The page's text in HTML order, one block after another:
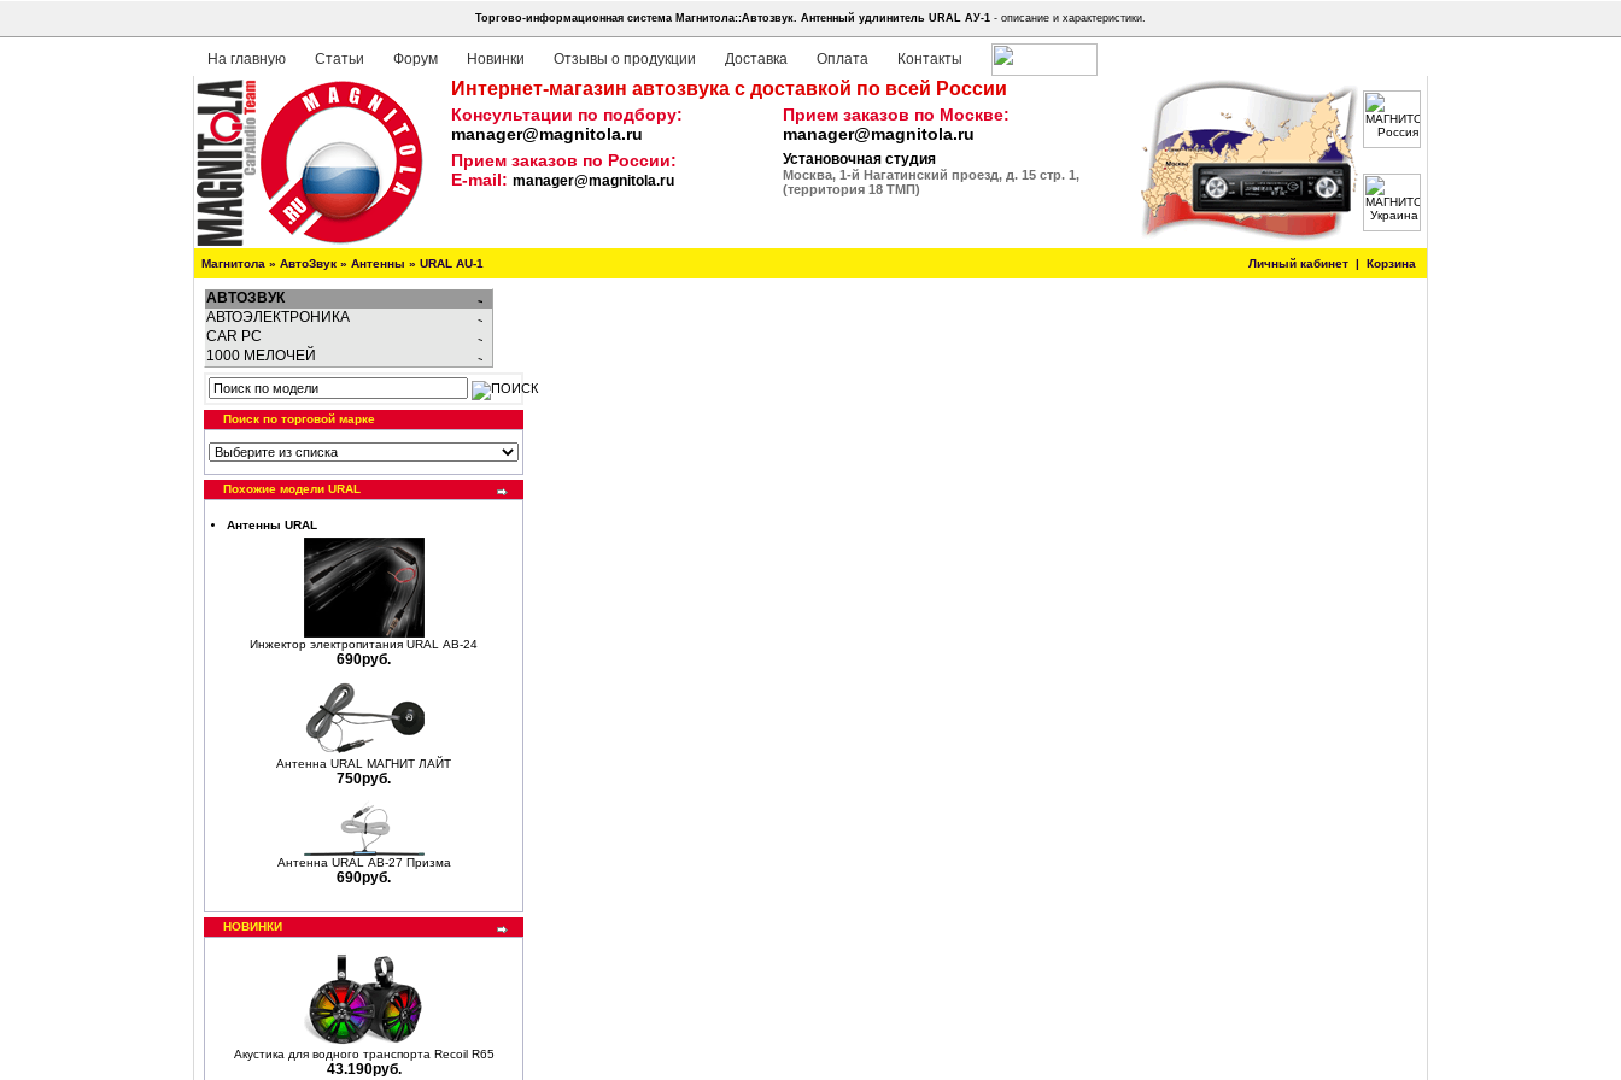
Торгово-информационная система Магнитола::Автозвук. Антенный удлинитель URAL АУ-1 - описание и характеристики.
На главную Статьи Форум Новинки Отзывы о продукции Доставка Оплата Контакты
Интернет-магазин автозвука с доставкой по всей России
Консультации по подбору:
manager@magnitola.ru
Прием заказов по Москве:
manager@magnitola.ru
Прием заказов по России:
E-mail: manager@magnitola.ru
Установочная студия
Москва, 1-й Нагатинский проезд, д. 15 стр. 1,
(территория 18 ТМП)
Магнитола » АвтоЗвук » Антенны » URAL AU-1 Личный кабинет | Корзина
АВТОЗВУК
АВТОЭЛЕКТРОНИКА
CAR PC
1000 МЕЛОЧЕЙ
Поиск по торговой марке
Похожие модели URAL
Антенны URAL
Инжектор электропитания URAL АВ-24
690руб.
Антенна URAL МАГНИТ ЛАЙТ
750руб.
Антенна URAL АВ-27 Призма
690руб.
НОВИНКИ
Акустика для водного транспорта Recoil R65
43.190руб.